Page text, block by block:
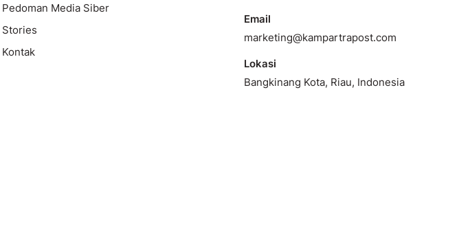
Pedoman Media Siber
Stories
Kontak
Email
marketing@kampartrapost.com
Lokasi
Bangkinang Kota, Riau, Indonesia